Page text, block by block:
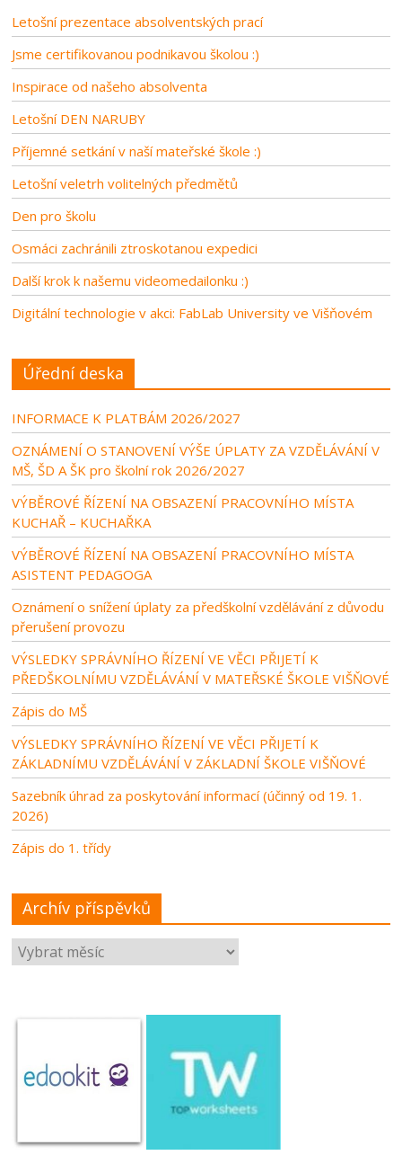
Letošní prezentace absolventských prací
Jsme certifikovanou podnikavou školou :)
Inspirace od našeho absolventa
Letošní DEN NARUBY
Příjemné setkání v naší mateřské škole :)
Letošní veletrh volitelných předmětů
Den pro školu
Osmáci zachránili ztroskotanou expedici
Další krok k našemu videomedailonku :)
Digitální technologie v akci: FabLab University ve Višňovém
Úřední deska
INFORMACE K PLATBÁM 2026/2027
OZNÁMENÍ O STANOVENÍ VÝŠE ÚPLATY ZA VZDĚLÁVÁNÍ V
MŠ, ŠD A ŠK pro školní rok 2026/2027
VÝBĚROVÉ ŘÍZENÍ NA OBSAZENÍ PRACOVNÍHO MÍSTA
KUCHAŘ – KUCHAŘKA
VÝBĚROVÉ ŘÍZENÍ NA OBSAZENÍ PRACOVNÍHO MÍSTA
ASISTENT PEDAGOGA
Oznámení o snížení úplaty za předškolní vzdělávání z důvodu
přerušení provozu
VÝSLEDKY SPRÁVNÍHO ŘÍZENÍ VE VĚCI PŘIJETÍ K
PŘEDŠKOLNÍMU VZDĚLÁVÁNÍ V MATEŘSKÉ ŠKOLE VIŠŇOVÉ
Zápis do MŠ
VÝSLEDKY SPRÁVNÍHO ŘÍZENÍ VE VĚCI PŘIJETÍ K
ZÁKLADNÍMU VZDĚLÁVÁNÍ V ZÁKLADNÍ ŠKOLE VIŠŇOVÉ
Sazebník úhrad za poskytování informací (účinný od 19. 1.
2026)
Zápis do 1. třídy
Archív příspěvků